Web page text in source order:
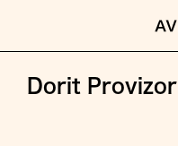
Dorit Provizor